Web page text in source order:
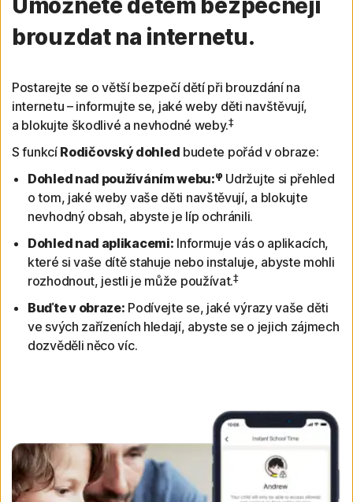
Umožněte dětem bezpečněji
brouzdat na internetu.
Postarejte se o větší bezpečí dětí při brouzdání na
internetu – informujte se, jaké weby děti navštěvují,
a blokujte škodlivé a nevhodné weby.‡
S funkcí Rodičovský dohled budete pořád v obraze:
Dohled nad používáním webu:φ Udržujte si přehled
o tom, jaké weby vaše děti navštěvují, a blokujte
nevhodný obsah, abyste je líp ochránili.
Dohled nad aplikacemi: Informuje vás o aplikacích,
které si vaše dítě stahuje nebo instaluje, abyste mohli
rozhodnout, jestli je může používat.‡
Buďte v obraze: Podívejte se, jaké výrazy vaše děti
ve svých zařízeních hledají, abyste se o jejich zájmech
dozvěděli něco víc.